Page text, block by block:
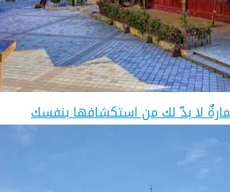
لا بدّ لك من استكشافها بنفسك